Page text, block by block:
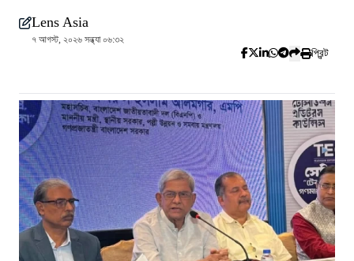
Lens Asia
৭ আগস্ট, ২০২৬ সন্ধ্যা ০৬:৩২
প্রিন্ট